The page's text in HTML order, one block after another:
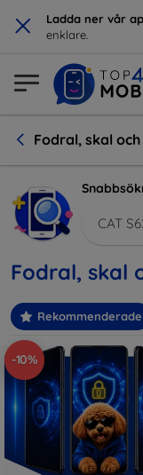
× Ladda ner vår
enklare.
Fodral, skal
CAT
Fodral, skal
Rekommenderade
-10%